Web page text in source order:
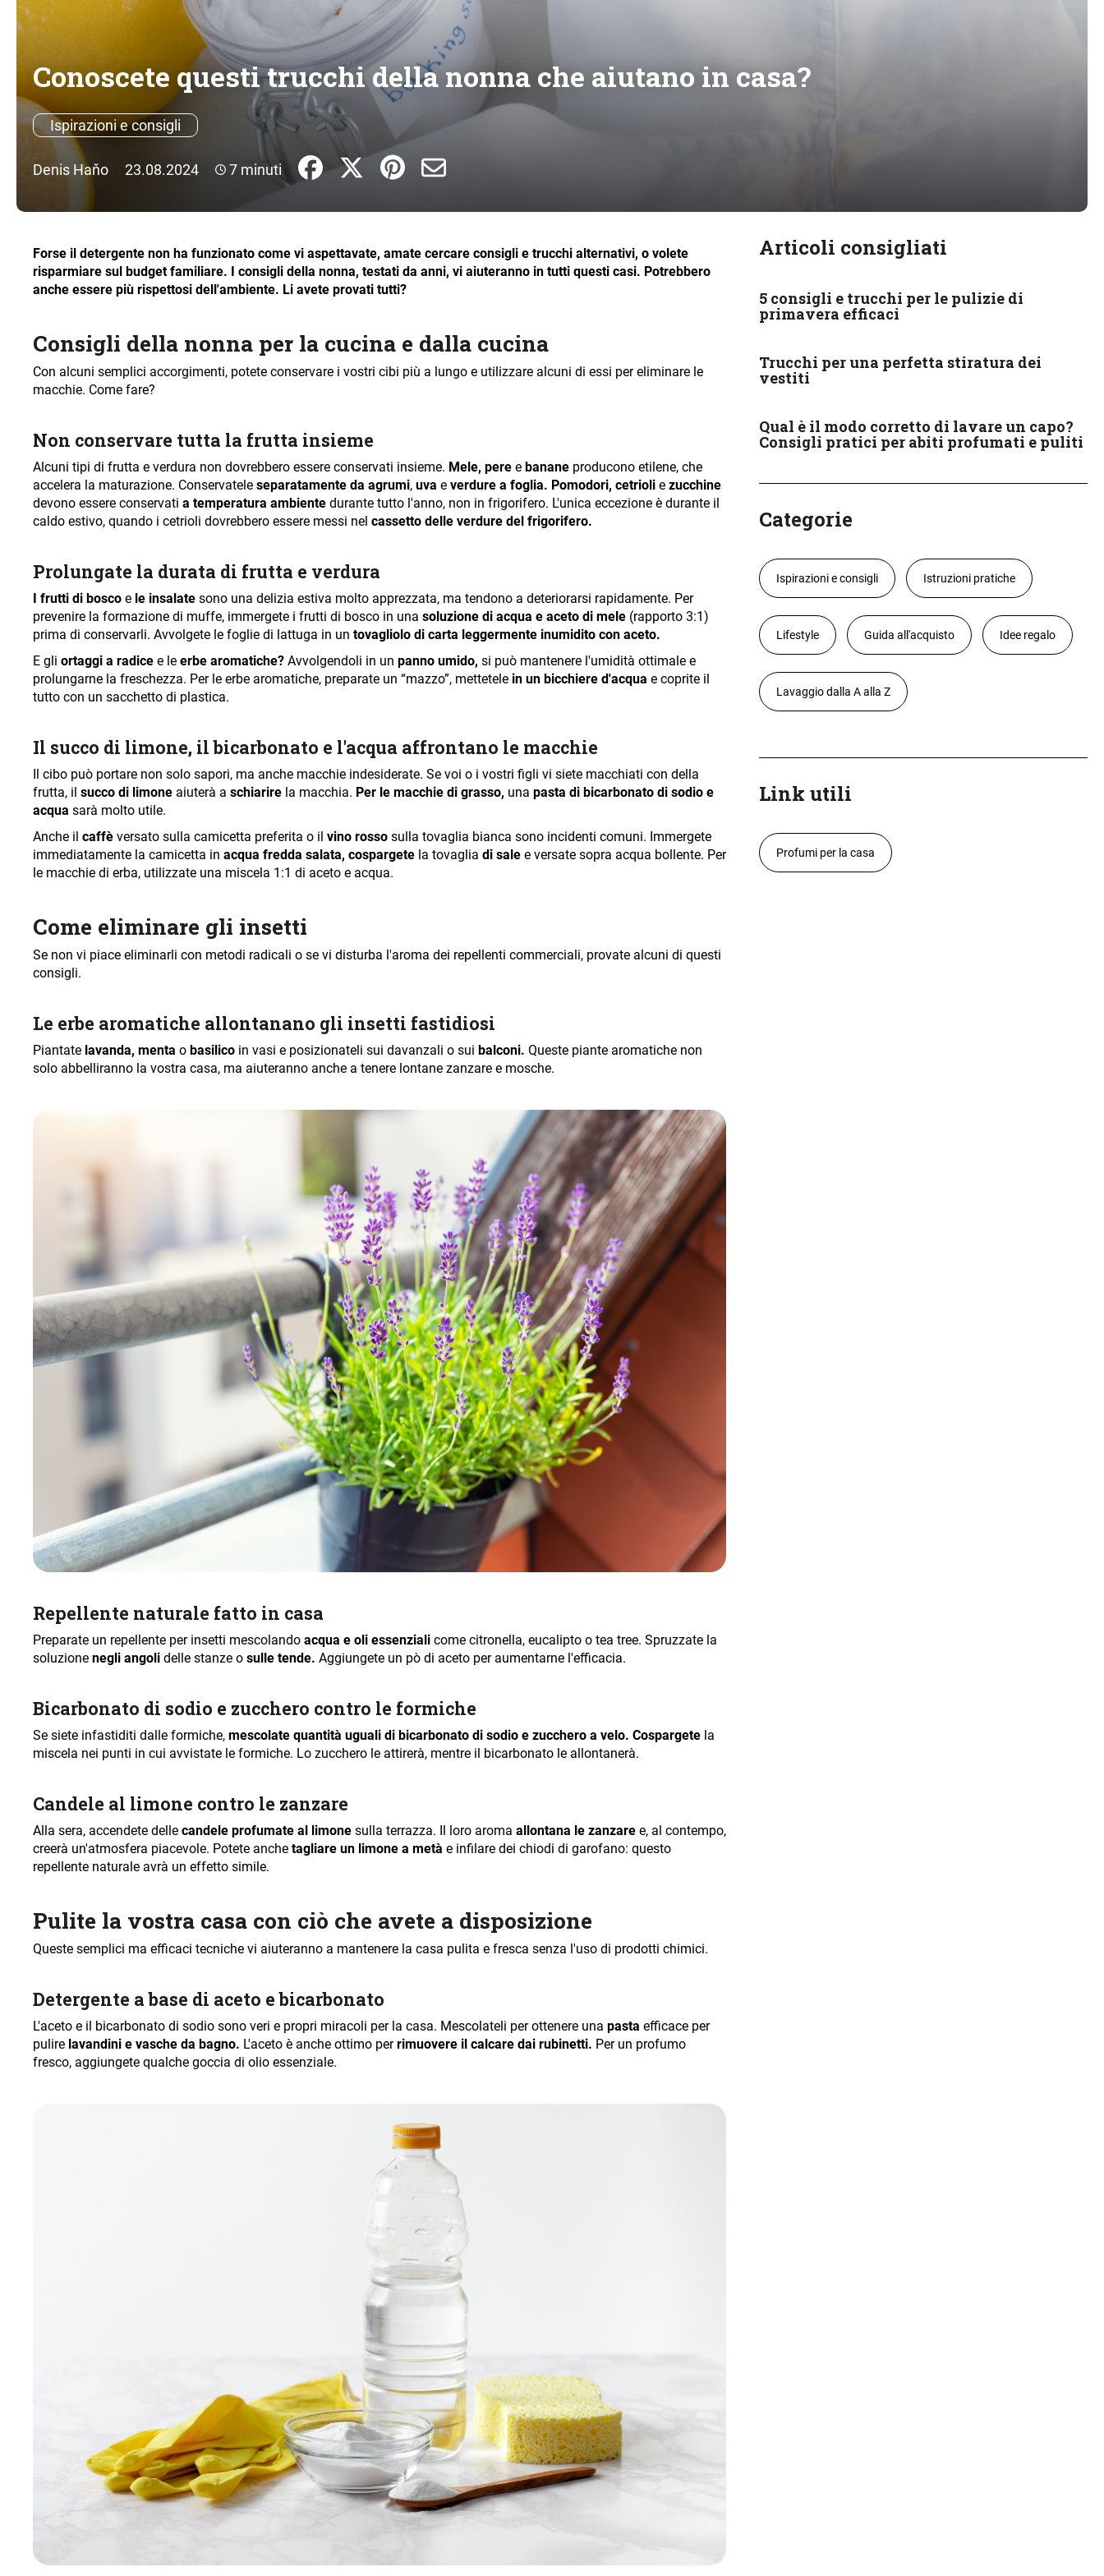
Conoscete questi trucchi della nonna che aiutano in casa?
Ispirazioni e consigli
Denis Haňo 23.08.2024 7 minuti
Forse il detergente non ha funzionato come vi aspettavate, amate cercare consigli e trucchi alternativi, o volete
risparmiare sul budget familiare. I consigli della nonna, testati da anni, vi aiuteranno in tutti questi casi. Potrebbero
anche essere più rispettosi dell'ambiente. Li avete provati tutti?
Consigli della nonna per la cucina e dalla cucina
Con alcuni semplici accorgimenti, potete conservare i vostri cibi più a lungo e utilizzare alcuni di essi per eliminare le
macchie. Come fare?
Non conservare tutta la frutta insieme
Alcuni tipi di frutta e verdura non dovrebbero essere conservati insieme. Mele, pere e banane producono etilene, che
accelera la maturazione. Conservatele separatamente da agrumi, uva e verdure a foglia. Pomodori, cetrioli e zucchine
devono essere conservati a temperatura ambiente durante tutto l'anno, non in frigorifero. L'unica eccezione è durante il
caldo estivo, quando i cetrioli dovrebbero essere messi nel cassetto delle verdure del frigorifero.
Prolungate la durata di frutta e verdura
I frutti di bosco e le insalate sono una delizia estiva molto apprezzata, ma tendono a deteriorarsi rapidamente. Per
prevenire la formazione di muffe, immergete i frutti di bosco in una soluzione di acqua e aceto di mele (rapporto 3:1)
prima di conservarli. Avvolgete le foglie di lattuga in un tovagliolo di carta leggermente inumidito con aceto.
E gli ortaggi a radice e le erbe aromatiche? Avvolgendoli in un panno umido, si può mantenere l'umidità ottimale e
prolungarne la freschezza. Per le erbe aromatiche, preparate un “mazzo”, mettetele in un bicchiere d'acqua e coprite il
tutto con un sacchetto di plastica.
Il succo di limone, il bicarbonato e l'acqua affrontano le macchie
Il cibo può portare non solo sapori, ma anche macchie indesiderate. Se voi o i vostri figli vi siete macchiati con della
frutta, il succo di limone aiuterà a schiarire la macchia. Per le macchie di grasso, una pasta di bicarbonato di sodio e
acqua sarà molto utile.
Anche il caffè versato sulla camicetta preferita o il vino rosso sulla tovaglia bianca sono incidenti comuni. Immergete
immediatamente la camicetta in acqua fredda salata, cospargete la tovaglia di sale e versate sopra acqua bollente. Per
le macchie di erba, utilizzate una miscela 1:1 di aceto e acqua.
Come eliminare gli insetti
Se non vi piace eliminarli con metodi radicali o se vi disturba l'aroma dei repellenti commerciali, provate alcuni di questi
consigli.
Le erbe aromatiche allontanano gli insetti fastidiosi
Piantate lavanda, menta o basilico in vasi e posizionateli sui davanzali o sui balconi. Queste piante aromatiche non
solo abbelliranno la vostra casa, ma aiuteranno anche a tenere lontane zanzare e mosche.
Repellente naturale fatto in casa
Preparate un repellente per insetti mescolando acqua e oli essenziali come citronella, eucalipto o tea tree. Spruzzate la
soluzione negli angoli delle stanze o sulle tende. Aggiungete un pò di aceto per aumentarne l'efficacia.
Bicarbonato di sodio e zucchero contro le formiche
Se siete infastiditi dalle formiche, mescolate quantità uguali di bicarbonato di sodio e zucchero a velo. Cospargete la
miscela nei punti in cui avvistate le formiche. Lo zucchero le attirerà, mentre il bicarbonato le allontanerà.
Candele al limone contro le zanzare
Alla sera, accendete delle candele profumate al limone sulla terrazza. Il loro aroma allontana le zanzare e, al contempo,
creerà un'atmosfera piacevole. Potete anche tagliare un limone a metà e infilare dei chiodi di garofano: questo
repellente naturale avrà un effetto simile.
Pulite la vostra casa con ciò che avete a disposizione
Queste semplici ma efficaci tecniche vi aiuteranno a mantenere la casa pulita e fresca senza l'uso di prodotti chimici.
Detergente a base di aceto e bicarbonato
L'aceto e il bicarbonato di sodio sono veri e propri miracoli per la casa. Mescolateli per ottenere una pasta efficace per
pulire lavandini e vasche da bagno. L'aceto è anche ottimo perrimuovere il calcare dai rubinetti. Per un profumo
fresco, aggiungete qualche goccia di olio essenziale.
Articoli consigliati
5 consigli e trucchi per le pulizie di
primavera efficaci
Trucchi per una perfetta stiratura dei
vestiti
Qual è il modo corretto di lavare un capo?
Consigli pratici per abiti profumati e puliti
Categorie
Ispirazioni e consigli Istruzioni pratiche
Lifestyle Guida all'acquisto Idee regalo
Lavaggio dalla A alla Z
Link utili
Profumi per la casa